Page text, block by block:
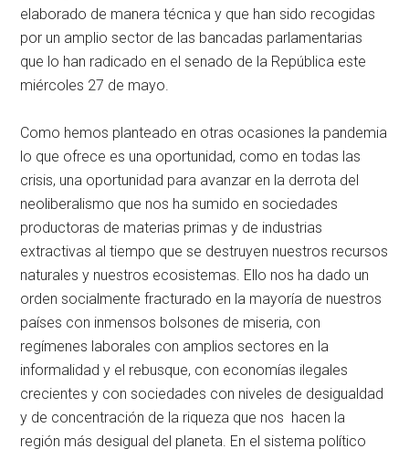
elaborado de manera técnica y que han sido recogidas
por un amplio sector de las bancadas parlamentarias
que lo han radicado en el senado de la República este
miércoles 27 de mayo.
Como hemos planteado en otras ocasiones la pandemia
lo que ofrece es una oportunidad, como en todas las
crisis, una oportunidad para avanzar en la derrota del
neoliberalismo que nos ha sumido en sociedades
productoras de materias primas y de industrias
extractivas al tiempo que se destruyen nuestros recursos
naturales y nuestros ecosistemas. Ello nos ha dado un
orden socialmente fracturado en la mayoría de nuestros
países con inmensos bolsones de miseria, con
regímenes laborales con amplios sectores en la
informalidad y el rebusque, con economías ilegales
crecientes y con sociedades con niveles de desigualdad
y de concentración de la riqueza que nos hacen la
región más desigual del planeta. En el sistema político